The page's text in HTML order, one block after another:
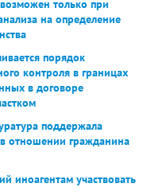
только при
на определение
порядок
контроля в границах
в договоре
поддержала
отношении гражданина
иноагентам участвовать